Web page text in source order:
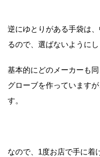
逆にゆとりがある手袋は
るので、選ばないようにし
基本的にどのメーカーも
グローブを作っています
す。
なので、1度お店で手に着